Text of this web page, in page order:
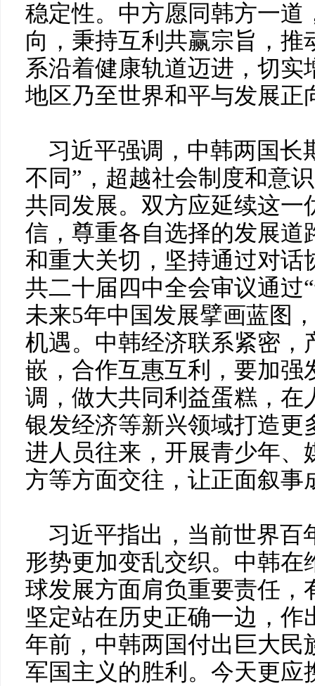
稳定性。中方愿同韩方一道
向，秉持互利共赢宗旨，推
系沿着健康轨道迈进，切实
地区乃至世界和平与发展正
习近平强调，中韩两国长
不同”，超越社会制度和意
共同发展。双方应延续这一
信，尊重各自选择的发展道
和重大关切，坚持通过对话
共二十届四中全会审议通过
未来5年中国发展擘画蓝图
机遇。中韩经济联系紧密，
嵌，合作互惠互利，要加强
调，做大共同利益蛋糕，在
银发经济等新兴领域打造更
进人员往来，开展青少年、
方等方面交往，让正面叙事
习近平指出，当前世界百
形势更加变乱交织。中韩在
球发展方面肩负重要责任，
坚定站在历史正确一边，作
年前，中韩两国付出巨大民
军国主义的胜利。今天更应